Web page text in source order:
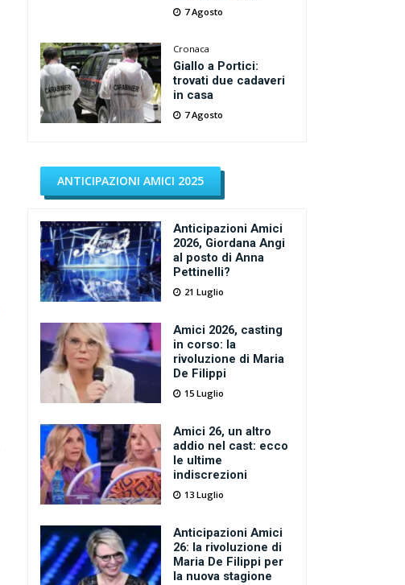
7 Agosto
Cronaca
Giallo a Portici:
trovati due cadaveri
in casa
7 Agosto
ANTICIPAZIONI AMICI 2025
Anticipazioni Amici
2026, Giordana Angi
al posto di Anna
Pettinelli?
21 Luglio
Amici 2026, casting
in corso: la
rivoluzione di Maria
De Filippi
15 Luglio
Amici 26, un altro
addio nel cast: ecco
le ultime
indiscrezioni
13 Luglio
Anticipazioni Amici
26: la rivoluzione di
Maria De Filippi per
la nuova stagione